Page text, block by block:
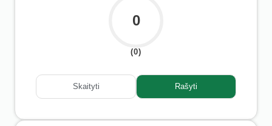
0
(0)
Skaityti Rašyti